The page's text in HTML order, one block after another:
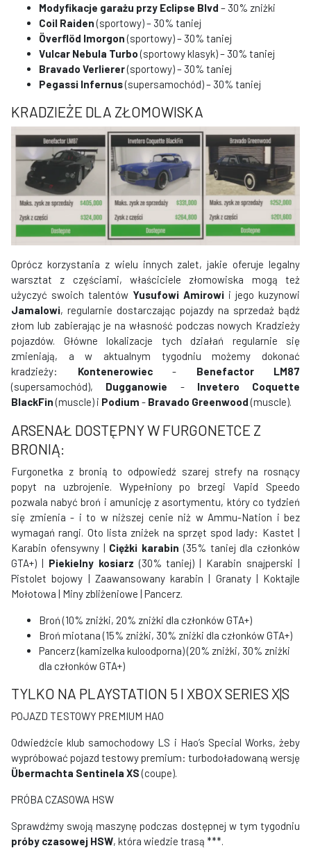
Modyfikacje garażu przy Eclipse Blvd – 30% zniżki
Coil Raiden(sportowy) – 30% taniej
Överflöd Imorgon(sportowy) – 30% taniej
Vulcar Nebula Turbo(sportowy klasyk) – 30% taniej
Bravado Verlierer(sportowy) – 30% taniej
Pegassi Infernus(supersamochód) – 30% taniej
KRADZIEŻE DLA ZŁOMOWISKA
Oprócz korzystania z wielu innych zalet, jakie oferuje legalny
warsztat z częściami, właściciele złomowiska mogą też
użyczyć swoich talentów Yusufowi Amirowi i jego kuzynowi
Jamalowi, regularnie dostarczając pojazdy na sprzedaż bądź
złom lub zabierając je na własność podczas nowych Kradzieży
pojazdów. Główne lokalizacje tych działań regularnie się
zmieniają, a w aktualnym tygodniu możemy dokonać
kradzieży: Kontenerowiec- Benefactor LM87
(supersamochód), Dugganowie - Invetero Coquette
BlackFin(muscle) i Podium - Bravado Greenwood(muscle).
ARSENAŁ DOSTĘPNY W FURGONETCE Z
BRONIĄ:
Furgonetka z bronią to odpowiedź szarej strefy na rosnący
popyt na uzbrojenie. Wypełniony po brzegi Vapid Speedo
pozwala nabyć broń i amunicję z asortymentu, który co tydzień
się zmienia - i to w niższej cenie niż w Ammu-Nation i bez
wymagań rangi. Oto lista zniżek na sprzęt spod lady: Kastet |
Karabin ofensywny | Ciężki karabin (35% taniej dla członków
GTA+) | Piekielny kosiarz (30% taniej) | Karabin snajperski |
Pistolet bojowy | Zaawansowany karabin | Granaty | Koktajle
Mołotowa | Miny zbliżeniowe | Pancerz.
Broń (10% zniżki, 20% zniżki dla członków GTA+)
Broń miotana (15% zniżki, 30% zniżki dla członków GTA+)
Pancerz (kamizelka kuloodporna) (20% zniżki, 30% zniżki
dla członków GTA+)
TYLKO NA PLAYSTATION 5 I XBOX SERIES X|S
POJAZD TESTOWY PREMIUM HAO
Odwiedźcie klub samochodowy LS i Hao’s Special Works, żeby
wypróbować pojazd testowy premium: turbodoładowaną wersję
Übermachta Sentinela XS(coupe).
PRÓBA CZASOWA HSW
Sprawdźmy swoją maszynę podczas dostępnej w tym tygodniu
próby czasowej HSW, która wiedzie trasą ***.